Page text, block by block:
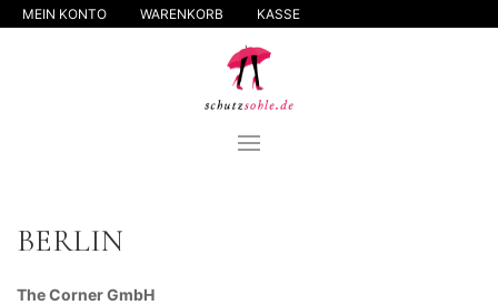
MEIN KONTO WARENKORB KASSE
BERLIN
The Corner GmbH